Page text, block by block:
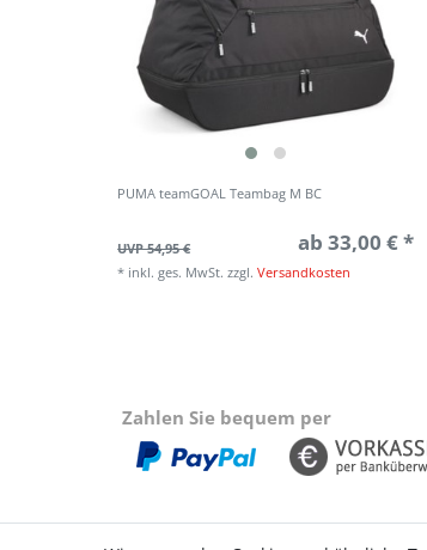
PUMA teamGOAL Teambag M BC
UVP 54,95 € ab 33,00 € *
* inkl. ges. MwSt. zzgl.Versandkosten
Zahlen Sie bequem per